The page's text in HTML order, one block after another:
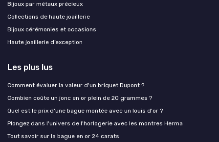
Bijoux par métaux précieux
Collections de haute joaillerie
Bijoux cérémonies et occasions
Haute joaillerie d’exception
Les plus lus
Comment évaluer la valeur d'un briquet Dupont ?
Combien coûte un jonc en or plein de 20 grammes ?
Quel est le prix d'une bague montée avec un louis d'or ?
Plongez dans l'univers de l'horlogerie avec les montres Herma
Tout savoir sur la bague en or 24 carats